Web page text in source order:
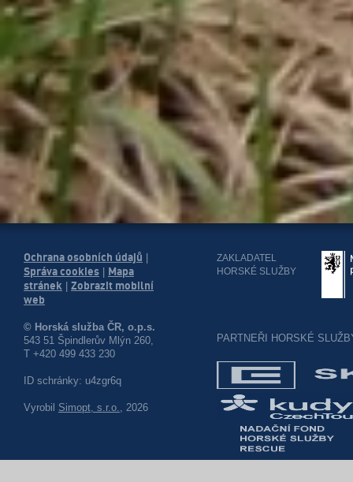
Ochrana osobních údajů
Správa cookies
Mapa
stránek
Zobrazit mobilní
web
© Horská služba ČR, o.p.s.
543 51 Špindlerův Mlýn 260,
T +420 499 433 230
ID schránky: u4zgr6q
Vyrobil Simopt, s.r.o., 2026
ZAKLADATEL
HORSKÉ SLUŽBY
PARTNEŘI HORSKÉ